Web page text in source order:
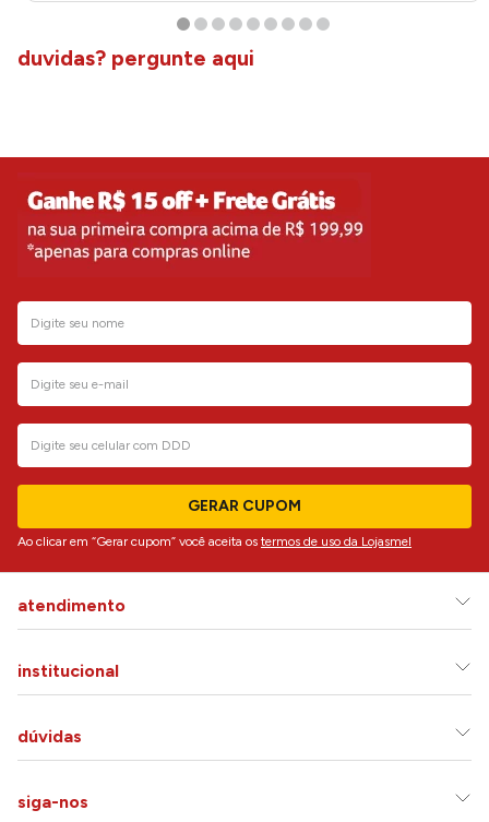
duvidas? pergunte aqui
GERAR CUPOM
Ao clicar em “Gerar cupom” você aceita os termos de uso da Lojasmel
atendimento
institucional
dúvidas
siga-nos